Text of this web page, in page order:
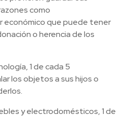
como
económico que puede tener
o herencia de los
1 de cada 5
los objetos a sus hijos o
y electrodomésticos, 1 de